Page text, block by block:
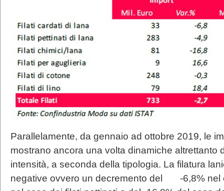
Parallelamente, da gennaio ad ottobre 2019, le
mostrano ancora una volta dinamiche altrettanto
intensità, a seconda della tipologia. La filatura
negative ovvero un decremento del -6,8% nel